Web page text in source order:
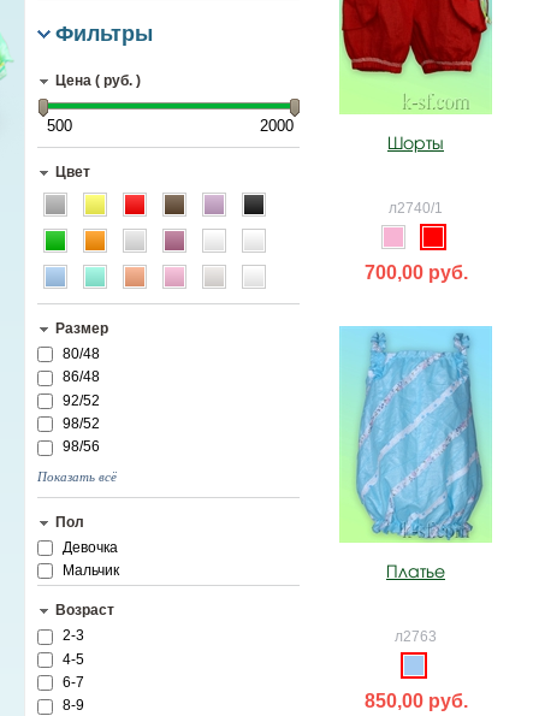
Фильтры
Цена ( руб. )
500 2000
Цвет
Размер
80/48
86/48
92/52
98/52
98/56
Показать всё
Пол
Девочка
Мальчик
Возраст
2-3
4-5
6-7
8-9
Шорты
л2740/1
700,00 руб.
Платье
л2763
850,00 руб.